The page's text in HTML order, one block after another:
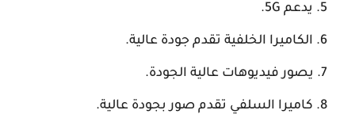
يدعم 5G.
الكاميرا الخلفية تقدم جودة عالية.
يصور فيديوهات عالية الجودة.
كاميرا السلفي تقدم صور بجودة عالية.